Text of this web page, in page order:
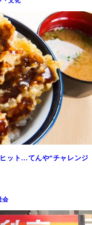
ット…てんや“チャレンジ
会